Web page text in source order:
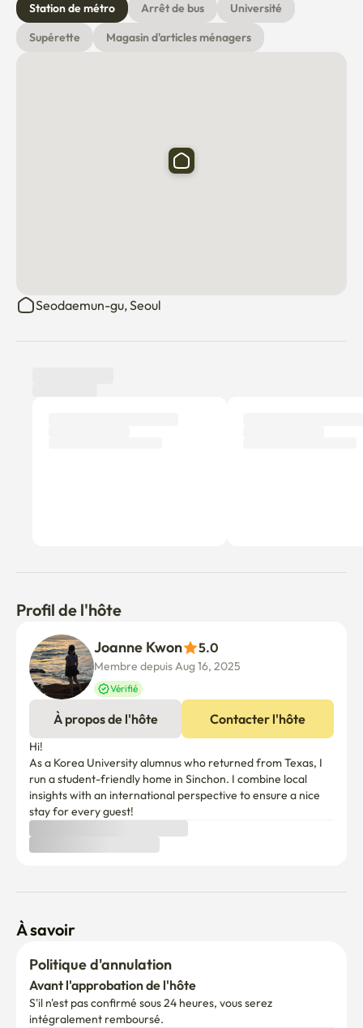
Station de métro Arrêt de bus
Université
Supérette
Magasin d'articles ménagers
Seodaemun-gu, Seoul
Profil de l'hôte
Joanne Kwon 5.0
Membre depuis Aug 16, 2025
Vérifié
À propos de l'hôte Contacter l'hôte
Hi!
As a Korea University alumnus who returned from Texas, I
run a student-friendly home in Sinchon. I combine local
insights with an international perspective to ensure a nice
stay for every guest!
À savoir
Politique d'annulation
Avant l'approbation de l'hôte
S'il n'est pas confirmé sous 24 heures, vous serez
intégralement remboursé.